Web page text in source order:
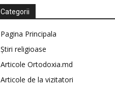
Categorii
Pagina Principala
Știri religioase
Articole Ortodoxia.md
Articole de la vizitatori